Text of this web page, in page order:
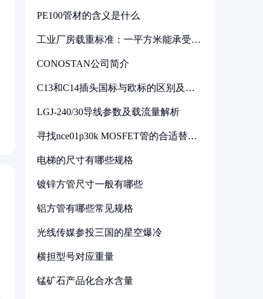
PE100管材的含义是什么
工业厂房载重标准：一平方米能承受多
CONOSTAN公司简介
C13和C14插头国标与欧标的区别及其
LGJ-240/30导线参数及载流量解析
寻找nce01p30k MOSFET管的合适替代
电梯的尺寸有哪些规格
镀锌方管尺寸一般有哪些
铝方管有哪些常见规格
光线传媒参投三国的星空爆冷
横担型号对应重量
锰矿石产品化合水含量